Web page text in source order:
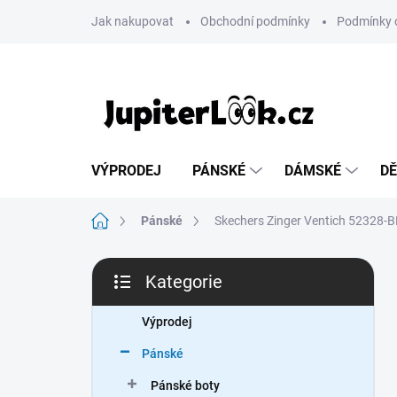
Jak nakupovat Obchodní podmínky Podmínky
VÝPRODEJ PÁNSKÉ DÁMSKÉ
Domů Pánské Skechers Zinger Ventich 52328-
P
s
kategorie
Kategorie
Výprodej
Pánské
Pánské boty